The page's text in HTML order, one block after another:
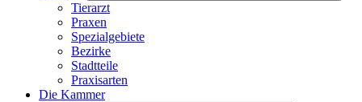
Tierarzt
Praxen
Spezialgebiete
Bezirke
Stadtteile
Praxisarten
Die Kammer